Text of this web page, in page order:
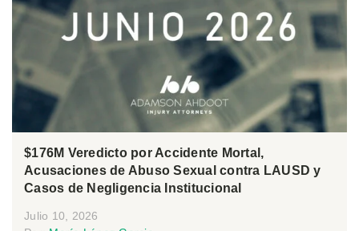
$176M Veredicto por Accidente Mortal,
Acusaciones de Abuso Sexual contra LAUSD y
Casos de Negligencia Institucional
Julio 10, 2026